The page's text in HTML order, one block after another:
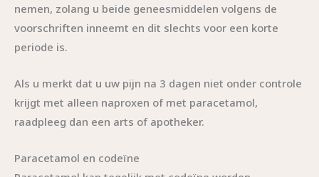
nemen, zolang u beide geneesmiddelen volgens de
voorschriften inneemt en dit slechts voor een korte
periode is.
Als u merkt dat u uw pijn na 3 dagen niet onder controle
krijgt met alleen naproxen of met paracetamol,
raadpleeg dan een arts of apotheker.
Paracetamol en codeïne